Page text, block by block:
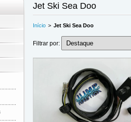
Jet Ski Sea Doo
Início > Jet Ski Sea Doo
Filtrar por: